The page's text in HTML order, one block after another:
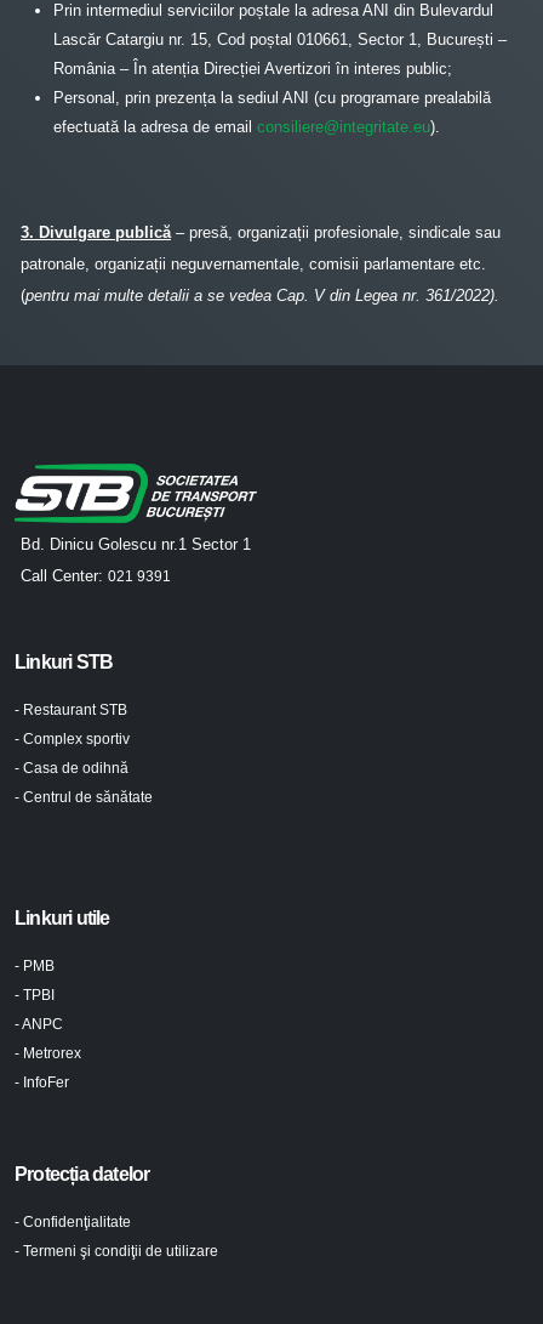
Prin intermediul serviciilor poștale la adresa ANI din Bulevardul
Lascăr Catargiu nr. 15, Cod poștal 010661, Sector 1, București –
România – În atenția Direcției Avertizori în interes public;
Personal, prin prezența la sediul ANI (cu programare prealabilă
efectuată la adresa de email consiliere@integritate.eu).
3. Divulgare publică – presă, organizații profesionale, sindicale sau
patronale, organizații neguvernamentale, comisii parlamentare etc.
(pentru mai multe detalii a se vedea Cap. V din Legea nr. 361/2022).
Bd. Dinicu Golescu nr.1 Sector 1
Call Center: 021 9391
Linkuri STB
- Restaurant STB
- Complex sportiv
- Casa de odihnă
- Centrul de sănătate
Linkuri utile
- PMB
- TPBI
- ANPC
- Metrorex
- InfoFer
Protecția datelor
- Confidenţialitate
- Termeni şi condiţii de utilizare